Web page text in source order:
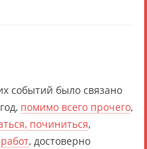
событий было связано
помимо всего прочего,
починиться,
, достоверно